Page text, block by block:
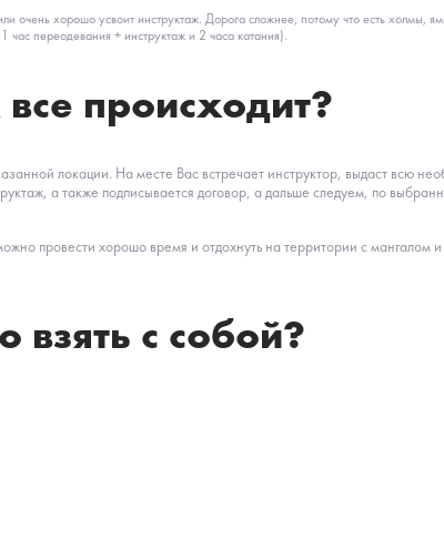
очень хорошо усвоит инструктаж. Дорога сложнее, потому что есть
переодевания + инструктаж и 2 часа катания).
происходит?
локации. На месте Вас встречает инструктор, выдаст всю
а также подписывается договор, а дальше следуем, по
провести хорошо время и отдохнуть на территории с мангалом
взять с собой?